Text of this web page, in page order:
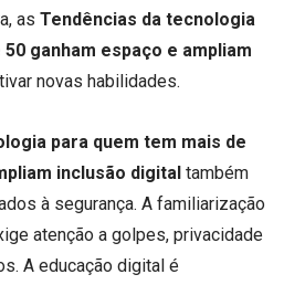
as Tendências da tecnologia
ganham espaço e ampliam
novas habilidades.
para quem tem mais de
inclusão digital também
à segurança. A familiarização
atenção a golpes, privacidade
A educação digital é